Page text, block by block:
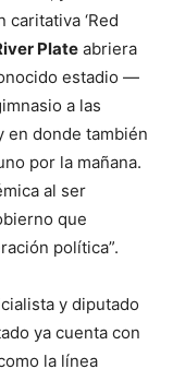
‘Red
Plate abriera
estadio —
a las
en donde también
por la mañana.
al ser
que
política”.
y diputado
ya cuenta con
la línea